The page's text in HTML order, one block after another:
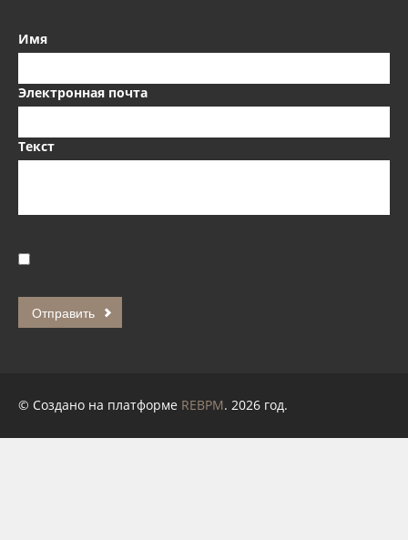
Имя
Электронная почта
Текст
© Создано на платформе REBPM. 2026 год.